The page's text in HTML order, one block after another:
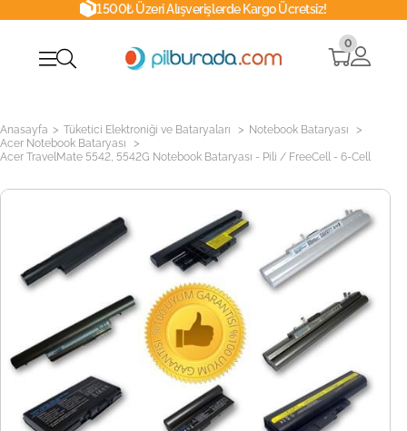
1500₺ Üzeri Alışverişlerde Kargo Ücretsiz!
0
Anasayfa > Tüketici Elektroniği ve Bataryaları > Notebook Bataryası >
Acer Notebook Bataryası >
Acer TravelMate 5542, 5542G Notebook Bataryası - Pili / FreeCell - 6-Cell